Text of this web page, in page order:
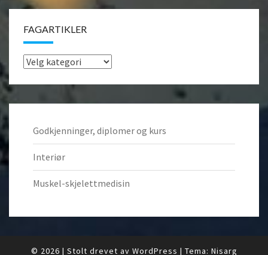
FAGARTIKLER
Fagartikler
Godkjenninger, diplomer og kurs
Interiør
Muskel-skjelettmedisin
© 2026 | Stolt drevet av WordPress | Tema: Nisarg